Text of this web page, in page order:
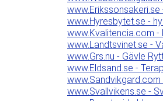
www.Erikssonsakeri.se
www.Hyresbytet.se -
www.Kvalitencia.com -
www.Landtsvinet.se -
www.Grs.nu - Gävle
www.Eldsand.se -
www.Svallvikens.se -